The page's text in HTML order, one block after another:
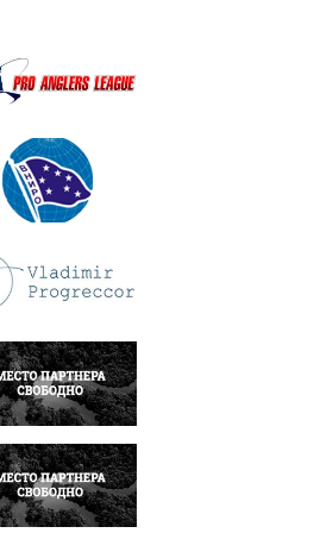
ПОДРОБНЕЕ
ПОДРОБНЕЕ